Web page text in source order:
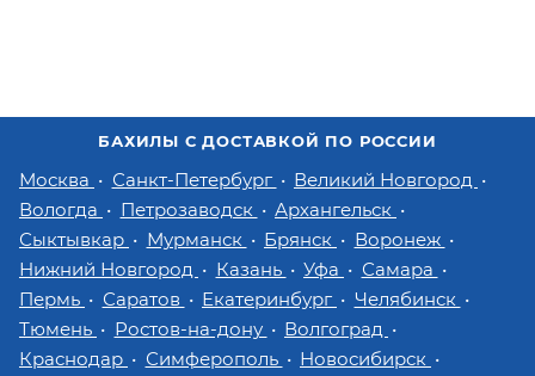
БАХИЛЫ С ДОСТАВКОЙ ПО РОССИИ
Москва Санкт-Петербург
Великий Новгород
Вологда
Петрозаводск
Архангельск
Сыктывкар
Мурманск Брянск
Воронеж
Нижний Новгород
Казань Уфа
Самара
Пермь
Саратов Екатеринбург
Челябинск
Тюмень
Ростов-на-дону
Волгоград
Краснодар
Симферополь
Новосибирск